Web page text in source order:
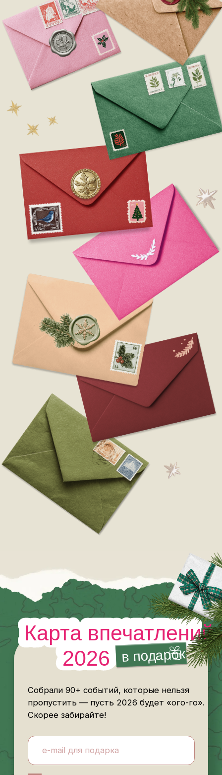
Хочу получать идеи для путешествий, скидки
и персональные предложения от Tripster
Соглашаюсь на обработку персональных данных
в соответствии
с политикой конфиденциальности
Получить подарок
Собрали 90+ событий, которые нельзя
пропустить — пусть 2026 будет «ого-го».
Скорее забирайте!
2026
Карта впечатлений
в подарок
А что если
первое
приключение
2026
уже в подборках Tripster
Собрали подборки приключений
на любой вкус и бюджет. Хочется
остаться в городе, уехать в лес или
Провести праздники